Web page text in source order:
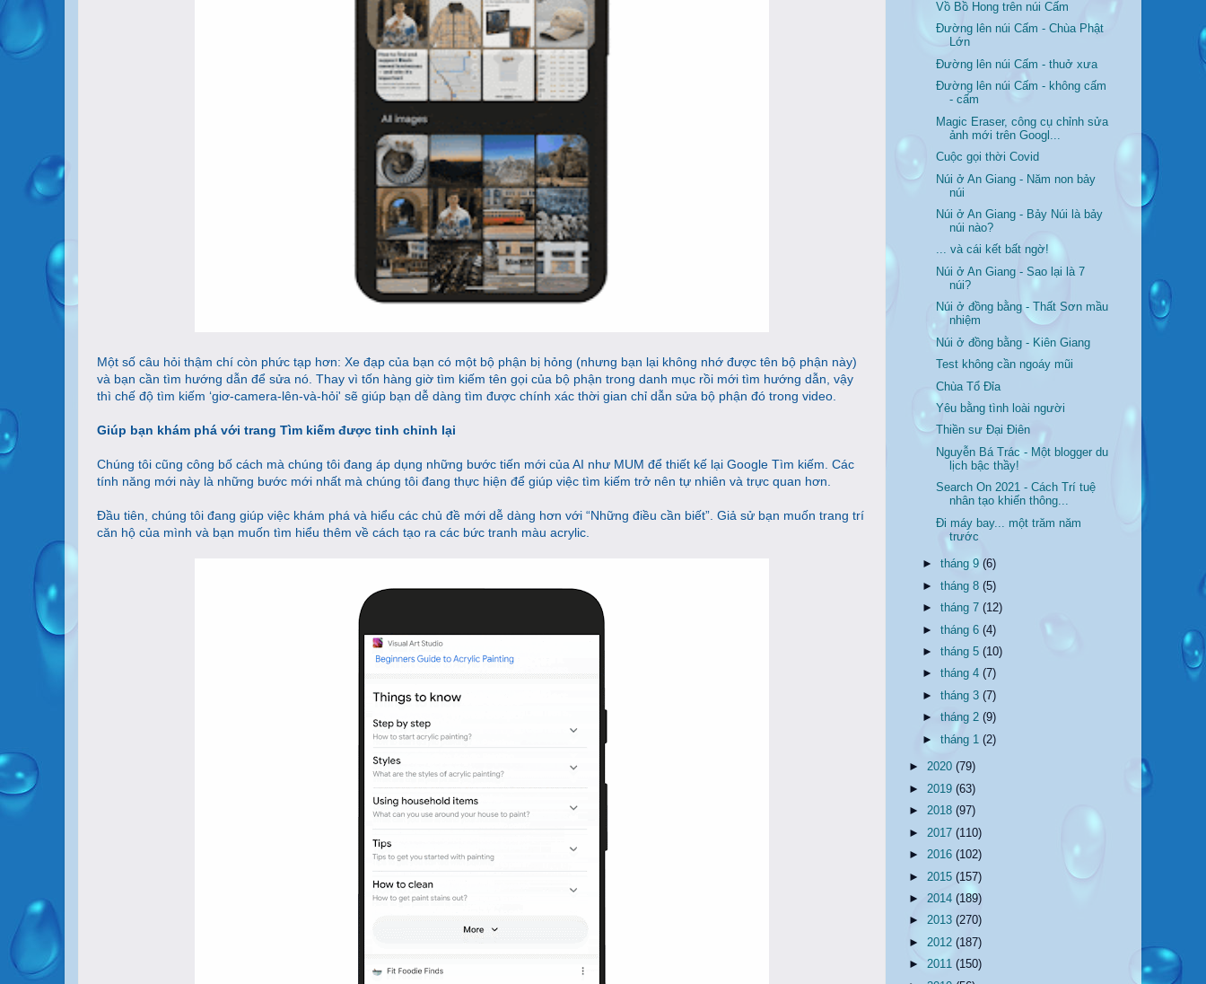
Một số câu hỏi thậm chí còn phức tạp hơn: Xe đạp của bạn có một bộ phận bị hỏng (nhưng bạn lại không nhớ được tên bộ phận này)
và bạn cần tìm hướng dẫn để sửa nó. Thay vì tốn hàng giờ tìm kiếm tên gọi của bộ phận trong danh mục rồi mới tìm hướng dẫn, vậy
thì chế độ tìm kiếm ‘giơ-camera-lên-và-hỏi' sẽ giúp bạn dễ dàng tìm được chính xác thời gian chỉ dẫn sửa bộ phận đó trong video.
Giúp bạn khám phá với trang Tìm kiếm được tinh chỉnh lại
Chúng tôi cũng công bố cách mà chúng tôi đang áp dụng những bước tiến mới của AI như MUM để thiết kế lại Google Tìm kiếm. Các
tính năng mới này là những bước mới nhất mà chúng tôi đang thực hiện để giúp việc tìm kiếm trở nên tự nhiên và trực quan hơn.
Đầu tiên, chúng tôi đang giúp việc khám phá và hiểu các chủ đề mới dễ dàng hơn với “Những điều cần biết”. Giả sử bạn muốn trang trí
căn hộ của mình và bạn muốn tìm hiểu thêm về cách tạo ra các bức tranh màu acrylic.
Vồ Bồ Hong trên núi Cấm
Đường lên núi Cấm - Chùa Phật
Lớn
Đường lên núi Cấm - thuở xưa
Đường lên núi Cấm - không cấm
- cấm
Magic Eraser, công cụ chỉnh sửa
ảnh mới trên Googl...
Cuộc gọi thời Covid
Núi ở An Giang - Năm non bảy
núi
Núi ở An Giang - Bảy Núi là bảy
núi nào?
... và cái kết bất ngờ!
Núi ở An Giang - Sao lại là 7
núi?
Núi ở đồng bằng - Thất Sơn mầu
nhiệm
Núi ở đồng bằng - Kiên Giang
Test không cần ngoáy mũi
Chùa Tổ Đỉa
Yêu bằng tình loài người
Thiền sư Đại Điên
Nguyễn Bá Trác - Một blogger du
lịch bậc thầy!
Search On 2021 - Cách Trí tuệ
nhân tạo khiến thông...
Đi máy bay... một trăm năm
trước
►tháng 9(6)
►tháng 8(5)
►tháng 7(12)
►tháng 6(4)
►tháng 5(10)
►tháng 4(7)
►tháng 3(7)
►tháng 2(9)
►tháng 1(2)
► 2020 (79)
► 2019 (63)
► 2018 (97)
► 2017 (110)
► 2016 (102)
► 2015 (157)
► 2014 (189)
► 2013 (270)
► 2012 (187)
► 2011 (150)